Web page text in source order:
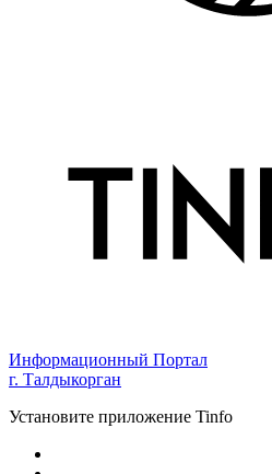
Информационный Портал
г. Талдыкорган
Установите приложение Tinfo